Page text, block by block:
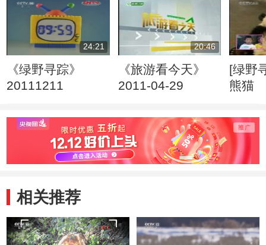
24:21
《绿野寻踪》
20111211
20:46
《旅游看今天》
2011-04-29
[绿野寻踪
熊猫
相关推荐